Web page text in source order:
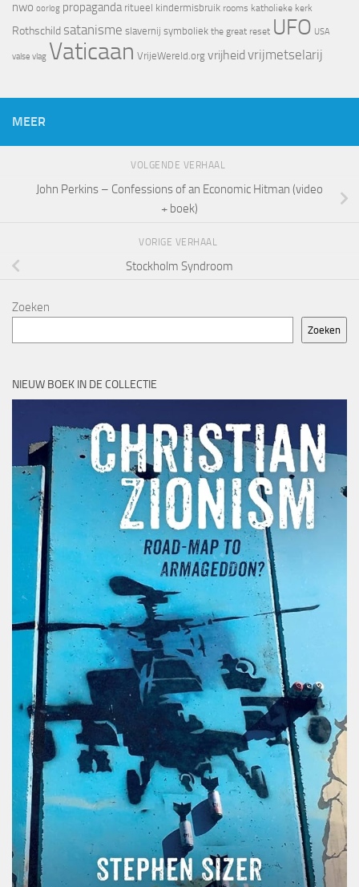
nwo oorlog propaganda ritueel kindermisbruik rooms katholieke kerk
Rothschild satanisme slavernij symboliek the great reset UFO USA
valse vlag Vaticaan VrijeWereld.org vrijheid vrijmetselarij
MEER
VOLGENDE VERHAAL
John Perkins – Confessions of an Economic Hitman (video
+ boek)
VORIGE VERHAAL
Stockholm Syndroom
Zoeken
Zoeken
NIEUW BOEK IN DE COLLECTIE